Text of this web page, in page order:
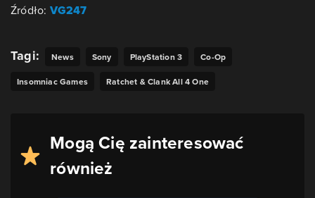
Źródło: VG247
Tagi: News Sony PlayStation 3 Co-Op
Insomniac Games Ratchet & Clank All 4 One
Mogą Cię zainteresować
również